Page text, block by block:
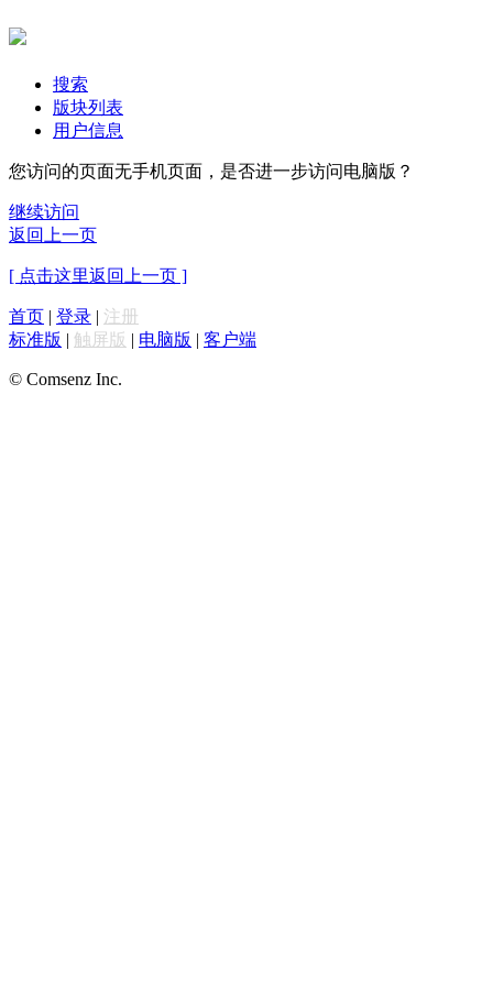
搜索
版块列表
用户信息
您访问的页面无手机页面，是否进一步访问电脑版？
继续访问
返回上一页
[ 点击这里返回上一页 ]
首页 | 登录 | 注册
标准版 | 触屏版 | 电脑版 | 客户端
© Comsenz Inc.